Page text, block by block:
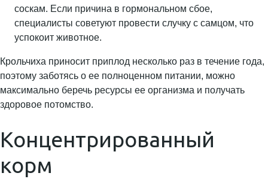
соскам. Если причина в гормональном сбое,
специалисты советуют провести случку с самцом, что
успокоит животное.
Крольчиха приносит приплод несколько раз в течение года,
поэтому заботясь о ее полноценном питании, можно
максимально беречь ресурсы ее организма и получать
здоровое потомство.
Концентрированный
корм